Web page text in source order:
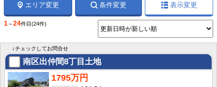
エリア変更 条件変更 表示変更
1～24件目 (24件)
↓チェックしてお問合せ
南区出仲間8丁目土地
1795万円